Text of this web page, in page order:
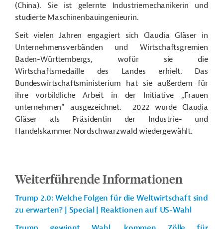
(China). Sie ist gelernte Industriemechanikerin und
studierte Maschinenbauingenieurin.
Seit vielen Jahren engagiert sich Claudia Gläser in
Unternehmensverbänden und Wirtschaftsgremien
Baden-Württembergs, wofür sie die
Wirtschaftsmedaille des Landes erhielt. Das
Bundeswirtschaftsministerium hat sie außerdem für
ihre vorbildliche Arbeit in der Initiative „Frauen
unternehmen“ ausgezeichnet. 2022 wurde Claudia
Gläser als Präsidentin der Industrie- und
Handelskammer Nordschwarzwald wiedergewählt.
Weiterführende Informationen
Trump 2.0: Welche Folgen für die Weltwirtschaft sind
zu erwarten? | Special | Reaktionen auf US-Wahl